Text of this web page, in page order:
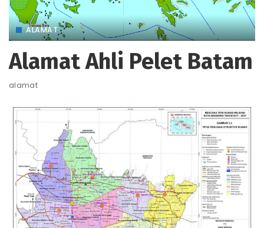
ALAMAT
Alamat Ahli Pelet Batam
alamat